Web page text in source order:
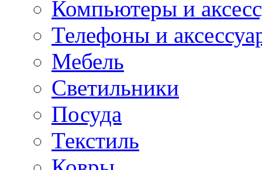
Компьютеры и
Телефоны и
Мебель
Светильники
Посуда
Текстиль